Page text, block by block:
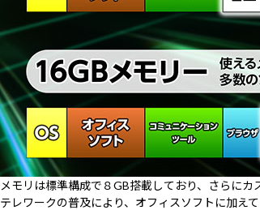
メモリは標準構成で８GB搭載しており、さらにカ
テレワークの普及により、オフィスソフトに加え